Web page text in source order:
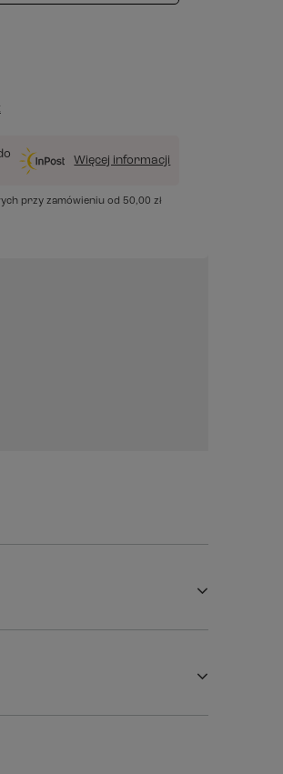
Więcej informacji
przy zamówieniu od 50,00 zł